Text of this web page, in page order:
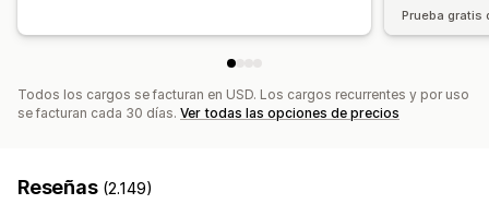
Prueba gratis
Todos los cargos se facturan en USD. Los cargos recurrentes y por uso
se facturan cada 30 días. Ver todas las opciones de precios
Reseñas (2.149)